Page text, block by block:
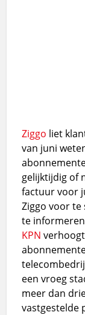
Ziggo liet
van juni
gelijktijdig of
factuur voor
Ziggo voor
te
KPN
een vroeg
meer dan
vastgestelde